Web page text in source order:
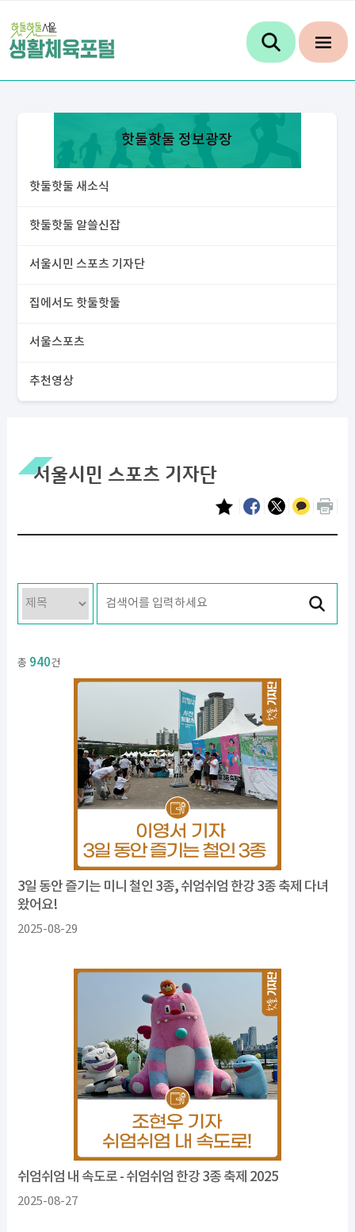
핫둘핫둘 정보광장
핫둘핫둘 새소식
핫둘핫둘 알쓸신잡
서울시민 스포츠 기자단
집에서도 핫둘핫둘
서울스포츠
추천영상
서울시민 스포츠 기자단
총 940건
3일 동안 즐기는 미니 철인 3종, 쉬엄쉬엄 한강 3종 축제 다녀
왔어요!
2025-08-29
쉬엄쉬엄 내 속도로 - 쉬엄쉬엄 한강 3종 축제 2025
2025-08-27